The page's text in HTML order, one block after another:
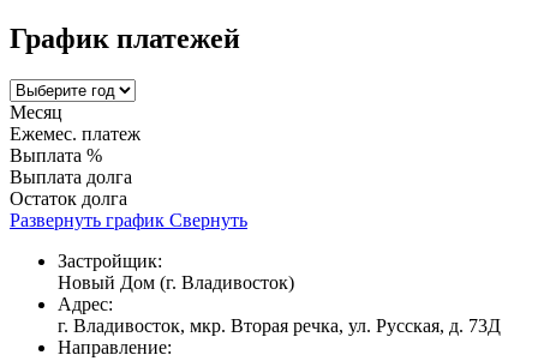
График платежей
Месяц
Ежемес. платеж
Выплата %
Выплата долга
Остаток долга
Развернуть график Свернуть
Застройщик:
Новый Дом (г. Владивосток)
Адрес:
г. Владивосток, мкр. Вторая речка, ул. Русская, д. 73Д
Направление: